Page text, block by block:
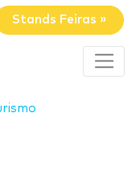
Stands Feiras »